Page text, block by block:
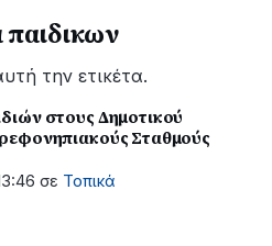
παιδικων
την ετικέτα.
στους Δημοτικού
Σταθμούς
σε Τοπικά